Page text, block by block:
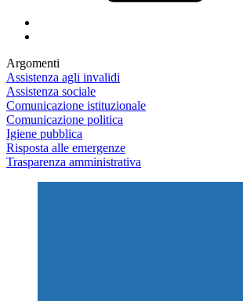
Argomenti
Assistenza agli invalidi
Assistenza sociale
Comunicazione istituzionale
Comunicazione politica
Igiene pubblica
Risposta alle emergenze
Trasparenza amministrativa